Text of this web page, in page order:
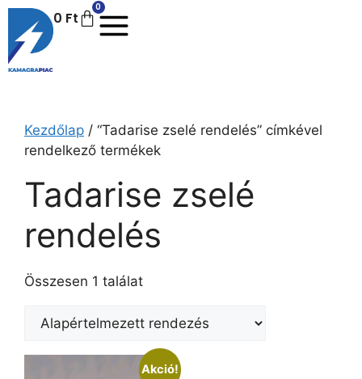
0 Ft
0
Kezdőlap / “Tadarise zselé rendelés” címkével
rendelkező termékek
Tadarise zselé
rendelés
Összesen 1 találat
Akció!